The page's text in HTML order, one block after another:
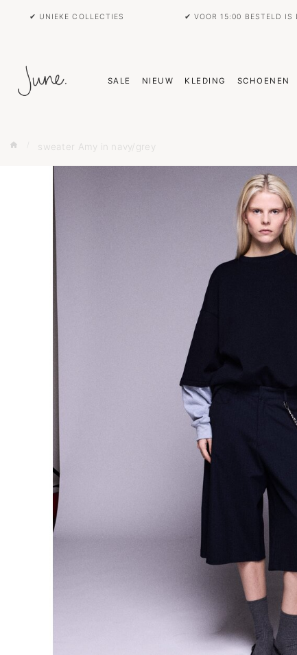
✔ UNIEKE COLLECTIES ✔ VOOR 15:00 BESTELD IS
SALE NIEUW KLEDING SCHOENEN
sweater Amy in navy/grey